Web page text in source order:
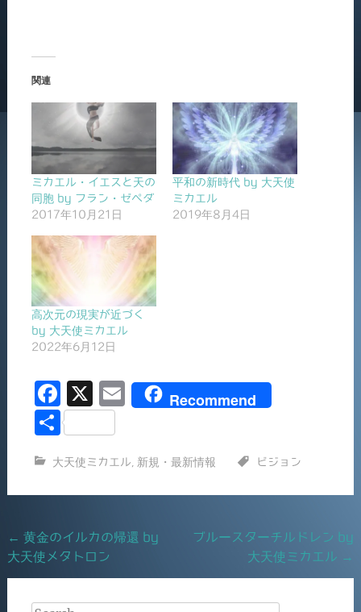
関連
ミカエル・イエスと天の
同胞 by フラン・ゼペダ
2017年10月21日
平和の新時代 by 大天使
ミカエル
2019年8月4日
高次元の現実が近づく
by 大天使ミカエル
2022年6月12日
F
a
e
b
o
k
X
E
l
Recommend
共
大天使ミカエル 新規・最新情報 ビジョン
Post
navigation
← 黄金のイルカの帰還 by
大天使メタトロン
ブルースターチルドレン by
大天使ミカエル →